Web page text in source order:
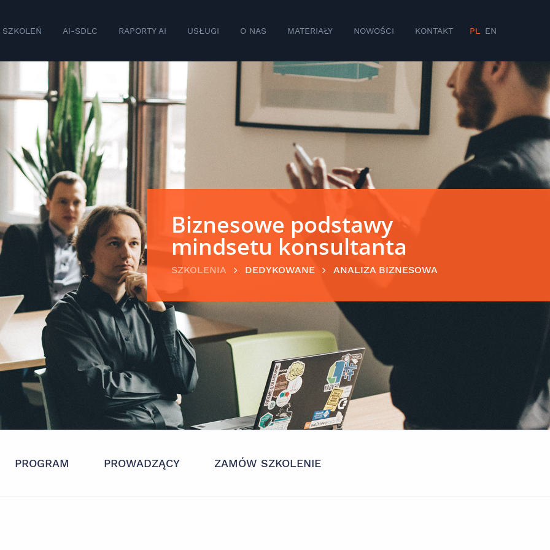
SZKOLEŃ AI-SDLC RAPORTY AI USŁUGI O NAS MATERIAŁY NOWOŚCI KONTAKT PL EN
Biznesowe podstawy
mindsetu konsultanta
SZKOLENIA DEDYKOWANE ANALIZA BIZNESOWA
PROGRAM PROWADZĄCY ZAMÓW SZKOLENIE